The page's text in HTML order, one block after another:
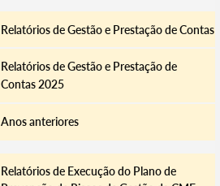
Relatórios de Gestão e Prestação de Contas
Relatórios de Gestão e Prestação de
Contas 2025
Anos anteriores
​Relatórios de Execução do Plano de